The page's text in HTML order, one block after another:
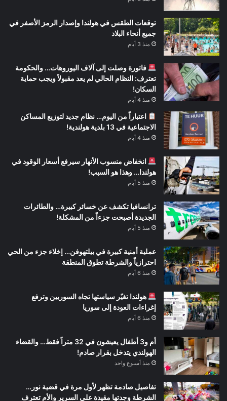
توقعات الطقس في هولندا وإصدار الرمز الأصفر في
جميع أنحاء البلاد
منذ 3 أيام
فاتورة وصلت إلى آلاف اليوروهات… والحكومة
تعترف: النظام الحالي لم يعد مقبولاً ويجب حماية
السكان!
منذ 4 أيام
اعتباراً من اليوم… نظام جديد لتوزيع المساكن
الاجتماعية في 13 بلدية هولندية!
منذ 4 أيام
انخفاض منسوب الأنهار سيرفع أسعار الوقود في
هولندا… وهذا هو السبب!
منذ 5 أيام
ترانسافيا تكشف عن خسائر كبيرة… والطائرات
الجديدة أصبحت جزءاً من المشكلة!
منذ 5 أيام
عملية أمنية كبيرة في بيلتهوفن… إخلاء جزء من الحي
احترازياً والشرطة تطوق المنطقة
منذ 6 أيام
هولندا تغيّر سياستها تجاه السوريين وترفع
إغراءات العودة إلى سوريا
منذ 6 أيام
أم و3 أطفال يعيشون في 32 متراً فقط… والقضاء
الهولندي يتدخل بقرار صادم!
منذ أسبوع واحد
تفاصيل صادمة تظهر لأول مرة في قضية نور…
الشرطة وجدتها مقيدة على السرير والأم تعترف